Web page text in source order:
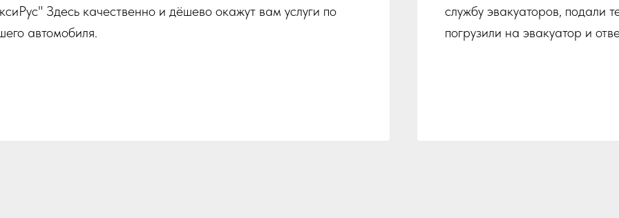
Здесь качественно и дёшево окажут вам услуги по
автомобиля.
службу эвакуаторов, подали
погрузили на эвакуатор и